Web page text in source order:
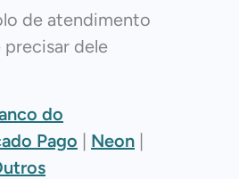
de atendimento
dele
do
Pago | Neon |